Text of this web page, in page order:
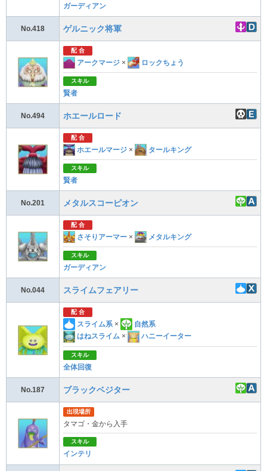
ガーディアン
No.418 ゲルニック将軍
配 合
アークマージ × ロックちょう
スキル
賢者
No.494 ホエールロード
配 合
ホエールマージ × タールキング
スキル
賢者
No.201 メタルスコーピオン
配 合
さそりアーマー × メタルキング
スキル
ガーディアン
No.044 スライムフェアリー
配 合
スライム系 ×
自然系
はねスライム × ハニーイーター
スキル
全体回復
No.187 ブラックベジター
出現場所
タマゴ・金から入手
スキル
インテリ